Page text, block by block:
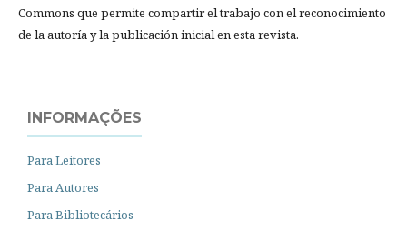
Commons que permite compartir el trabajo con el reconocimiento
de la autoría y la publicación inicial en esta revista.
INFORMAÇÕES
Para Leitores
Para Autores
Para Bibliotecários